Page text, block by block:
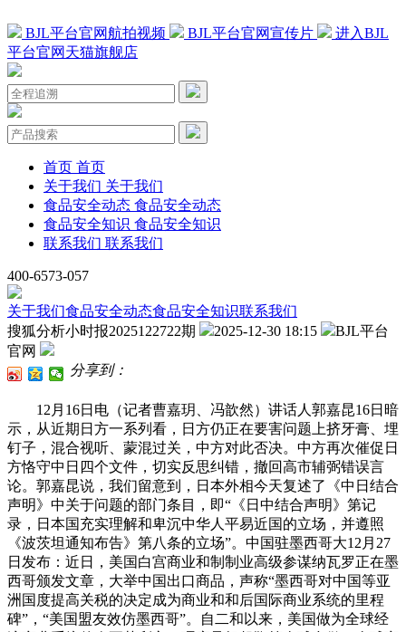
BJL平台官网航拍视频 BJL平台官网宣传片
进入BJL
平台官网天猫旗舰店
首页 首页
关于我们 关于我们
食品安全动态 食品安全动态
食品安全知识 食品安全知识
联系我们 联系我们
400-6573-057
关于我们食品安全动态食品安全知识联系我们
搜狐分析小时报2025122722期
2025-12-30 18:15
BJL平台
官网
分享到：
12月16日电（记者曹嘉玥、冯歆然）讲话人郭嘉昆16日暗
示，从近期日方一系列看，日方仍正在要害问题上挤牙膏、埋
钉子，混合视听、蒙混过关，中方对此否决。中方再次催促日
方恪守中日四个文件，切实反思纠错，撤回高市辅弼错误言
论。郭嘉昆说，我们留意到，日本外相今天复述了《中日结合
声明》中关于问题的部门条目，即“《日中结合声明》第记
录，日本国充实理解和卑沉中华人平易近国的立场，并遵照
《波茨坦通知布告》第八条的立场”。中国驻墨西哥大12月27
日发布：近日，美国白宫商业和制制业高级参谋纳瓦罗正在墨
西哥颁发文章，大举中国出口商品，声称“墨西哥对中国等亚
洲国度提高关税的决定成为商业和和后国际商业系统的里程
碑”，“美国盟友效仿墨西哥”。自二和以来，美国做为全球经